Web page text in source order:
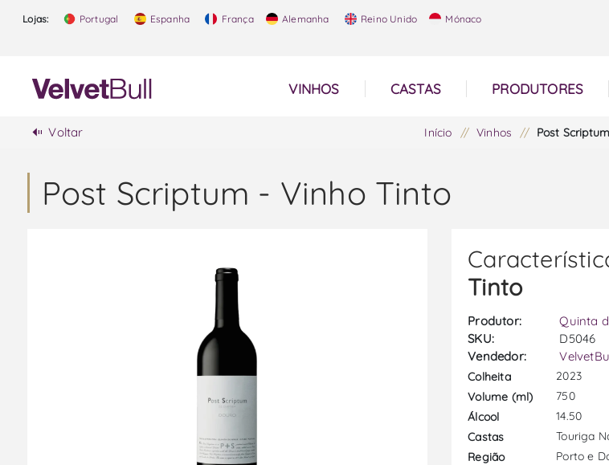
Lojas: Portugal Espanha França Alemanha Reino Unido Mónaco
VINHOS CASTAS PRODUTORES
Voltar Início / Vinhos / Post
Post Scriptum - Vinho Tinto
Tinto
Produtor:
Quinta
SKU:
D5046
Vendedor:
Colheita
2023
Volume (ml)
750
Álcool
14.50
Castas
Touriga
Região
Porto e